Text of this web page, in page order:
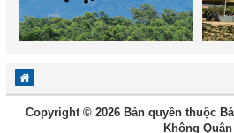
Copyright © 2026 Bản quyền thuộc
Không Quân